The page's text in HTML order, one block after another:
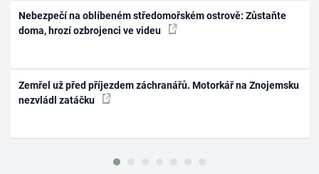
Nebezpečí na oblíbeném středomořském ostrově: Zůstaňte
doma, hrozí ozbrojenci ve videu
Zemřel už před příjezdem záchranářů. Motorkář na Znojemsku
nezvládl zatáčku